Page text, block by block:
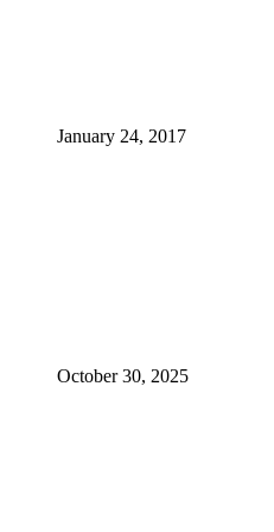
January 24, 2017
October 30, 2025